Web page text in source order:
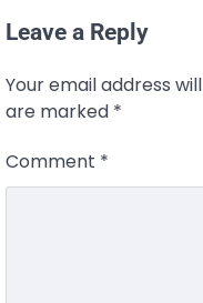
Leave a Reply
Your email address
are marked *
Comment *